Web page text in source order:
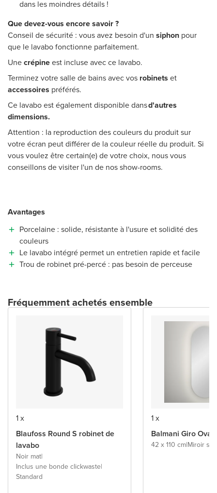
dans les moindres détails !
Que devez-vous encore savoir ?
Conseil de sécurité : vous avez besoin d'un siphon pour
que le lavabo fonctionne parfaitement.
Unecrépineest incluse avec ce lavabo.
Terminez votre salle de bains avec vos robinets et
accessoires préférés.
Ce lavabo est également disponible dansd'autres
dimensions.
Attention : la reproduction des couleurs du produit sur
votre écran peut différer de la couleur réelle du produit. Si
vous voulez être certain(e) de votre choix, nous vous
conseillons de visiter l'un de nos show-rooms.
Avantages
Porcelaine : solide, résistante à l'usure et solidité des
couleurs
Le lavabo intégré permet un entretien rapide et facile
Trou de robinet pré-percé : pas besoin de perceuse
Fréquemment achetés ensemble
1 x
Blaufoss Round S robinet de
lavabo
Noir mat|
Inclus une bonde clickwaste|
Standard
1 x
Balmani Giro Oval
42 x 110 cm|Miroir